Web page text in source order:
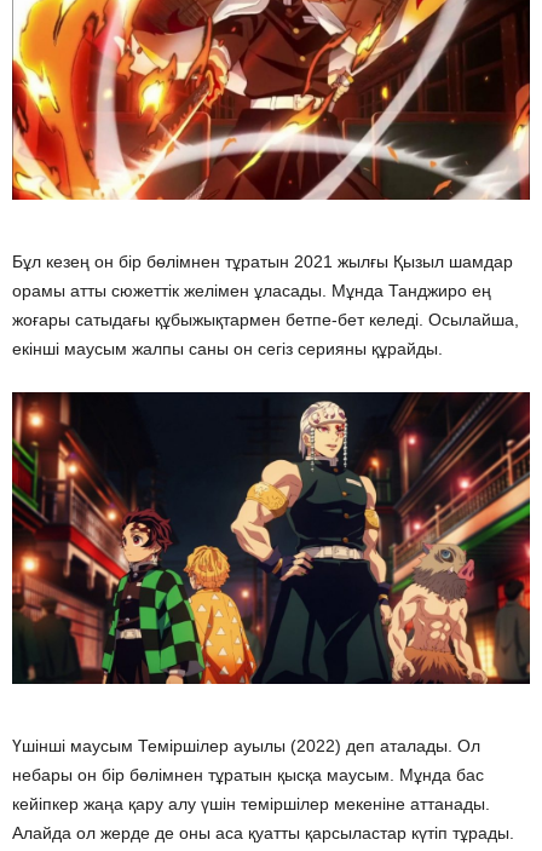
Бұл кезең он бір бөлімнен тұратын 2021 жылғы Қызыл шамдар
орамы атты сюжеттік желімен ұласады. Мұнда Танджиро ең
жоғары сатыдағы құбыжықтармен бетпе-бет келеді. Осылайша,
екінші маусым жалпы саны он сегіз серияны құрайды.
Үшінші маусым Теміршілер ауылы (2022) деп аталады. Ол
небары он бір бөлімнен тұратын қысқа маусым. Мұнда бас
кейіпкер жаңа қару алу үшін теміршілер мекеніне аттанады.
Алайда ол жерде де оны аса қуатты қарсыластар күтіп тұрады.